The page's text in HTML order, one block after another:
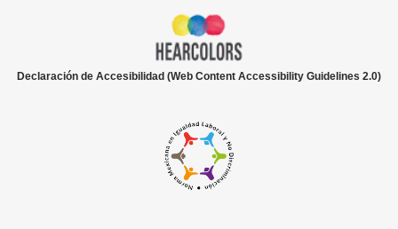
Declaración de Accesibilidad (Web Content Accessibility Guidelines 2.0)